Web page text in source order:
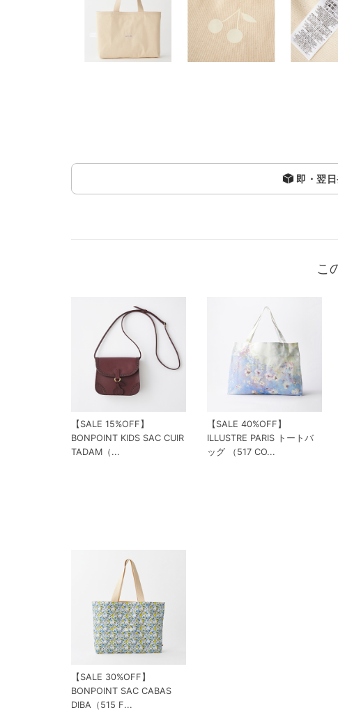
即・翌
こ
【SALE 15%OFF】
BONPOINT KIDS SAC CUIR
TADAM（...
【SALE 40%OFF】
ILLUSTRE PARIS トートバ
ッグ （517 CO...
【SALE 30%OFF】
BONPOINT SAC CABAS
DIBA（515 F...